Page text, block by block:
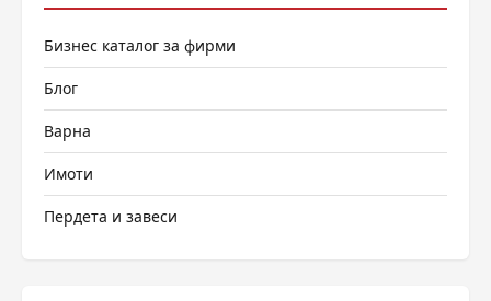
Бизнес каталог за фирми
Блог
Варна
Имоти
Пердета и завеси